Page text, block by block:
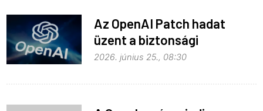
Az OpenAI Patch hadat
üzent a biztonsági
problémáknak
2026. június 25., 08:30